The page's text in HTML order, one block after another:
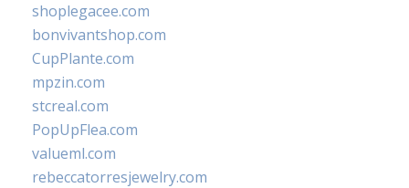
shoplegacee.com
bonvivantshop.com
CupPlante.com
mpzin.com
stcreal.com
PopUpFlea.com
valueml.com
rebeccatorresjewelry.com